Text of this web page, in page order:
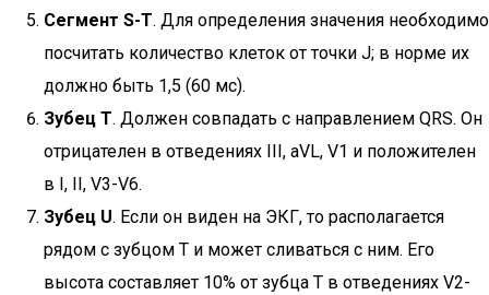
Сегмент S-T. Для определения значения необходимо
посчитать количество клеток от точки J; в норме их
должно быть 1,5 (60 мс).
Зубец Т. Должен совпадать с направлением QRS. Он
отрицателен в отведениях III, aVL, V1 и положителен
в I, II, V3-V6.
Зубец U. Если он виден на ЭКГ, то располагается
рядом с зубцом Т и может сливаться с ним. Его
высота составляет 10% от зубца Т в отведениях V2-